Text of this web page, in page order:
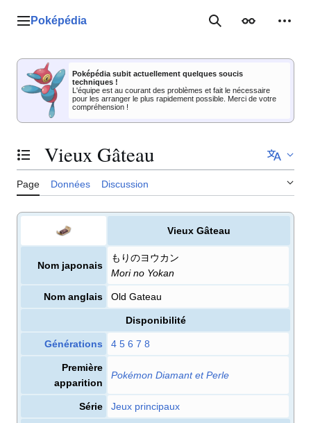
Menu principal
Poképédia RechercherApparence
Poképédia subit actuellement quelques soucis
techniques !
L'équipe est au courant des problèmes et fait le nécessaire
pour les arranger le plus rapidement possible. Merci de votre
compréhension !
Basculer la table des matières
Vieux Gâteau
Page Données Discussion
Vieux Gâteau
Nom japonais
もりのヨウカン
Mori no Yokan
Nom anglais Old Gateau
Disponibilité
Générations 4 5 6 7 8
Première
apparition
Pokémon Diamant et Perle
Série Jeux principaux